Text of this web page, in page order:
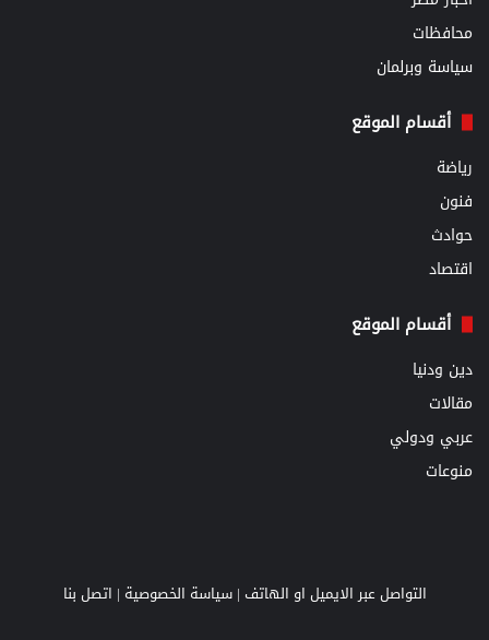
محافظات
سياسة وبرلمان
أقسام الموقع
رياضة
فنون
حوادث
اقتصاد
أقسام الموقع
دين ودنيا
مقالات
عربي ودولي
منوعات
التواصل عبر الايميل او الهاتف |سياسة الخصوصية | اتصل بنا